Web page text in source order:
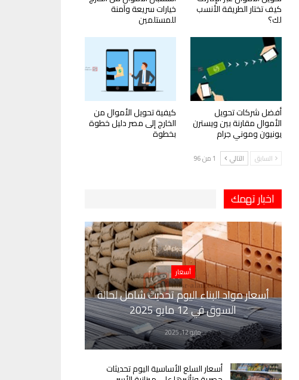
كيف تختار الطريقة الأنسب
لك؟
خيارات سريعة وآمنة
للمستلمين
أفضل شركات تحويل
الأموال مقارنة بين ويسترن
يونيون وموني جرام
كيفية تحويل الأموال من
الخارج إلى مصر دليل خطوة
بخطوة
السابق التالي 1 من 96
اخبار تهمك
أسعار
أسعار مواد البناء اليوم تحديث شامل لحالة
السوق في 12 مايو 2025
مايو 12, 2025
أسعار السلع الأساسية اليوم تحديثات